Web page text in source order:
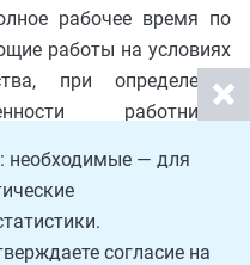
рабочее время по
работы на условиях
при определении
работников
по совместительству;
организации две,
или оформленный в
необходимые — для
согласие на